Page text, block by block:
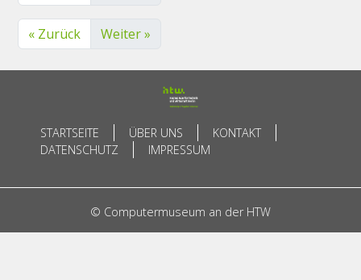
« Zurück Weiter »
STARTSEITE ÜBER UNS
KONTAKT
DATENSCHUTZ
IMPRESSUM
© Computermuseum an der HTW